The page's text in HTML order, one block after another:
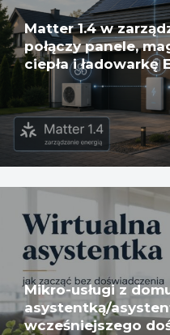
Matter 1.4 w
połączy panele,
ciepła i ładowarkę
Mikro-usługi z
asystentką/
wcześniejszego